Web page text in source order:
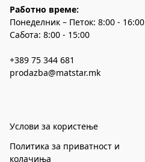
Работно време:
Понеделник – Петок: 8:00 - 16:00
Сабота: 8:00 - 15:00
+389 75 344 681
prodazba@matstar.mk
Услови за користење
Политика за приватност и
колачиња